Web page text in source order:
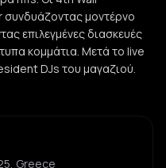
συνδυάζοντας μοντέρνο
επιλεγμένες διασκευές
κομμάτια. Μετά το live
DJs του μαγαζιού.
Greece